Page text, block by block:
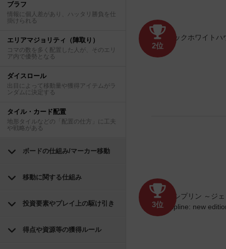
ブラフ
情報に個人差があり、ハッタリ勝負を仕
掛けられる
エリアマジョリティ（陣取り）
コマの数を多く配置した人が、そのエリ
ア内で優勢となる
ダイスロール
出目によって移動量や獲得アイテムがラ
ンダムに決定する
タイル・カード配置
地形タイルなどの「配置の仕方」に工夫
や戦略がある
ボードの仕組み/マーカー移動
移動に関する仕組み
投資要素やプレイ上の駆け引き
得点や資源等の獲得ルール
2位
3位